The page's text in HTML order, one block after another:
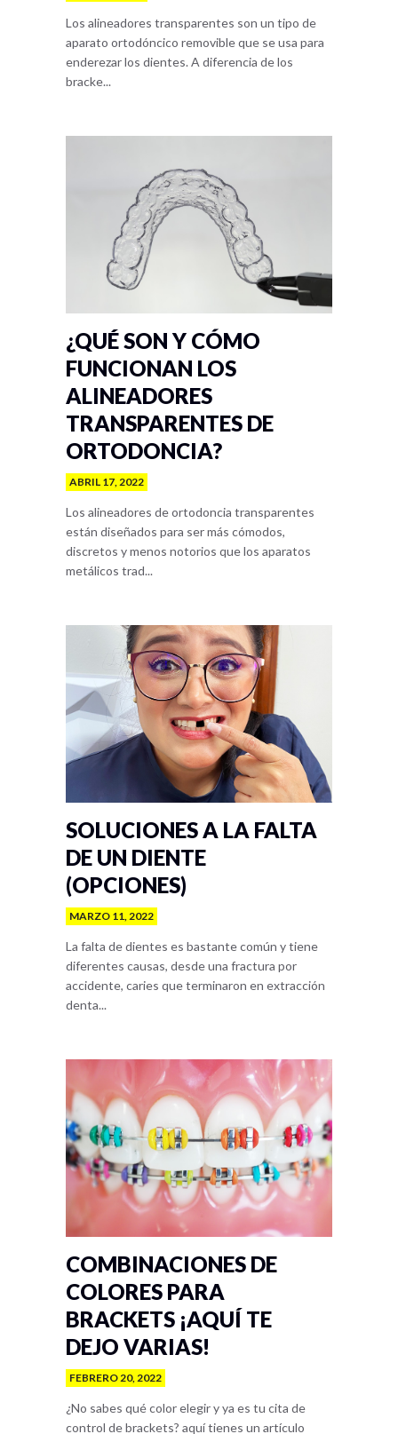
Los alineadores transparentes son un tipo de
aparato ortodóncico removible que se usa para
enderezar los dientes. A diferencia de los
bracke...
¿QUÉ SON Y CÓMO
FUNCIONAN LOS
ALINEADORES
TRANSPARENTES DE
ORTODONCIA?
ABRIL 17, 2022
Los alineadores de ortodoncia transparentes
están diseñados para ser más cómodos,
discretos y menos notorios que los aparatos
metálicos trad...
SOLUCIONES A LA FALTA
DE UN DIENTE
(OPCIONES)
MARZO 11, 2022
La falta de dientes es bastante común y tiene
diferentes causas, desde una fractura por
accidente, caries que terminaron en extracción
denta...
COMBINACIONES DE
COLORES PARA
BRACKETS ¡AQUÍ TE
DEJO VARIAS!
FEBRERO 20, 2022
¿No sabes qué color elegir y ya es tu cita de
control de brackets? aquí tienes un artículo